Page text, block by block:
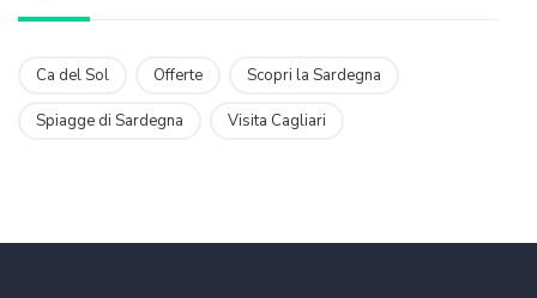
Ca del Sol Offerte Scopri la Sardegna
Spiagge di Sardegna Visita Cagliari